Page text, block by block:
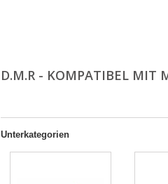
D.M.R - KOMPATIBEL MIT
Unterkategorien